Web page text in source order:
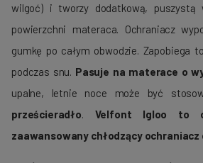
wilgoć) i tworzy dodatkową, puszystą
powierzchni materaca. Ochraniacz
gumkę po całym obwodzie. Zapobiega
podczas snu. Pasuje na materace o
upalne, letnie noce może być
prześcieradło
Velfont Igloo to
zaawansowany chłodzący ochraniacz